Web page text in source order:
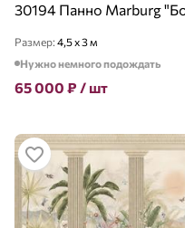
30194 Панно Marburg
Размер: 4,5 х 3 м
Нужно немного подождать
65 000 ₽ / шт